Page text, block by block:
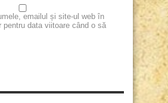
emailul și site-ul web în
pentru data viitoare când o să